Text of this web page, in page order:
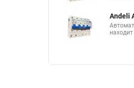
Andeli